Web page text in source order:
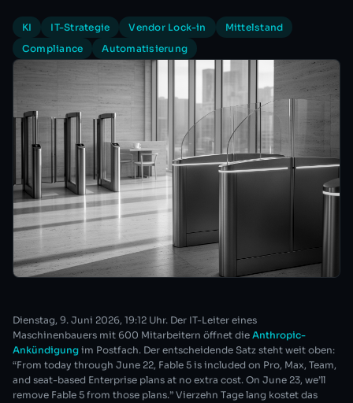
KI IT-Strategie Vendor Lock-in
Mittelstand
Compliance
Automatisierung
Dienstag, 9. Juni 2026, 19:12 Uhr. Der IT-Leiter eines
Maschinenbauers mit 600 Mitarbeitern öffnet die Anthropic-
Ankündigung im Postfach. Der entscheidende Satz steht weit oben:
“From today through June 22, Fable 5 is included on Pro, Max, Team,
and seat-based Enterprise plans at no extra cost. On June 23, we’ll
remove Fable 5 from those plans.” Vierzehn Tage lang kostet das